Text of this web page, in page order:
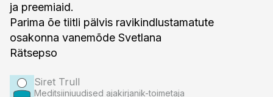
ja preemiaid.
Parima õe tiitli pälvis ravikindlustamatute
osakonna vanemõde Svetlana
Rätsepso
Siret Trull
Meditsiiniuudised ajakirjanik-toimetaja